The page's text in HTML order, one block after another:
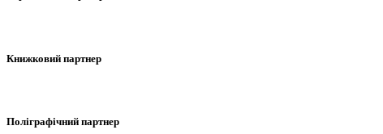
Книжковий партнер
Поліграфічний партнер